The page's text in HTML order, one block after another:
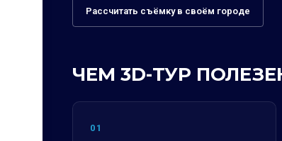
Рассчитать съёмку в своём городе
ЧЕМ 3D-ТУР
01